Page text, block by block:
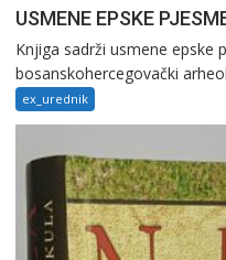
USMENE EPSKE
Knjiga sadrži usmene epske
bosanskohercegovački
ex_urednik